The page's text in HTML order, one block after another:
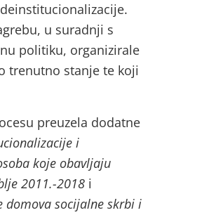
u suradnji s
politiku, organizirale
trenutno stanje te koji
preuzela dodatne
i
koje obavljaju
2011.-2018 i
socijalne skrbi i